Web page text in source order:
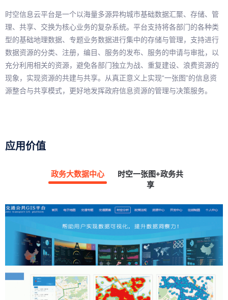
时空信息云平台是一个以海量多源异构城市基础数据汇聚、存储、管
理、共享、交换为核心业务的复杂系统。平台支持将各部门的各种类
型的基础地理数据、专题业务数据进行集中的存储与管理，支持进行
数据资源的分类、注册，编目、服务的发布、服务的申请与审批，以
充分利用相关的资源，避免各部门独立为战、重复建设、浪费资源的
现象，实现资源的共建与共享。从真正意义上实现“一张图”的信息资
源整合与共享模式，更好地发挥政府信息资源的管理与决策服务。
应用价值
政务大数据中心
时空一张图+政务共
享